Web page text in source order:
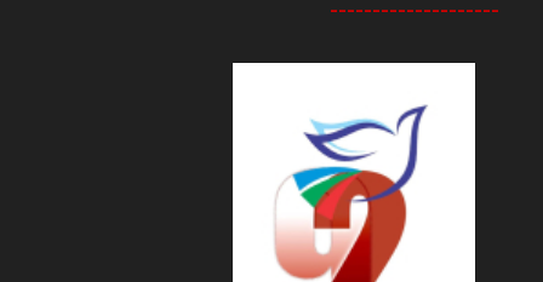
--------------------